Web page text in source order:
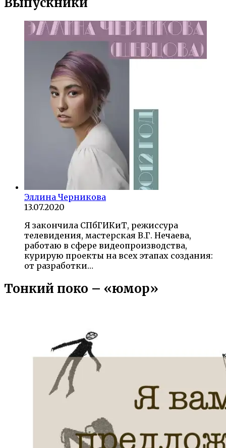
Эллина Черникова
13.07.2020
Я закончила СПбГИКиТ, режиссура
телевидения, мастерская В.Г. Нечаева,
работаю в сфере видеопроизводства,
курирую проекты на всех этапах создания:
от разработки…
Тонкий поко – «юмор»